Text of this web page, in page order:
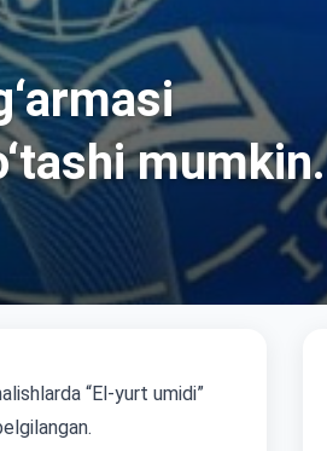
mumkin.
“El-yurt umidi”